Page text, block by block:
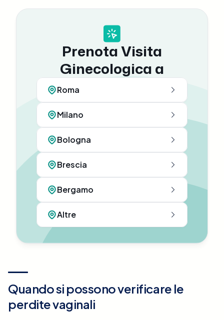
Prenota Visita
Ginecologica a
Roma
Milano
Bologna
Brescia
Bergamo
Altre
Quando si possono verificare le
perdite vaginali